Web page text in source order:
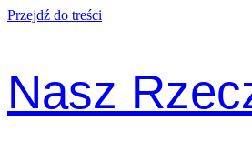
Przejdź do treści
Nasz